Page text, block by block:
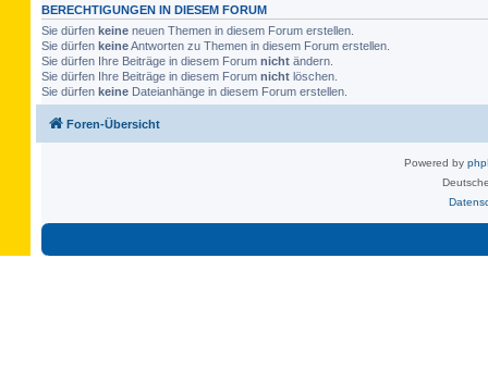
BERECHTIGUNGEN IN DIESEM FORUM
Sie dürfen keine neuen Themen in diesem Forum erstellen.
Sie dürfen keineAntworten zu Themen in diesem Forum erstellen.
Sie dürfen Ihre Beiträge in diesem Forum nicht ändern.
Sie dürfen Ihre Beiträge in diesem Forum nicht löschen.
Sie dürfen keine Dateianhänge in diesem Forum erstellen.
Foren-Übersicht
Powered by